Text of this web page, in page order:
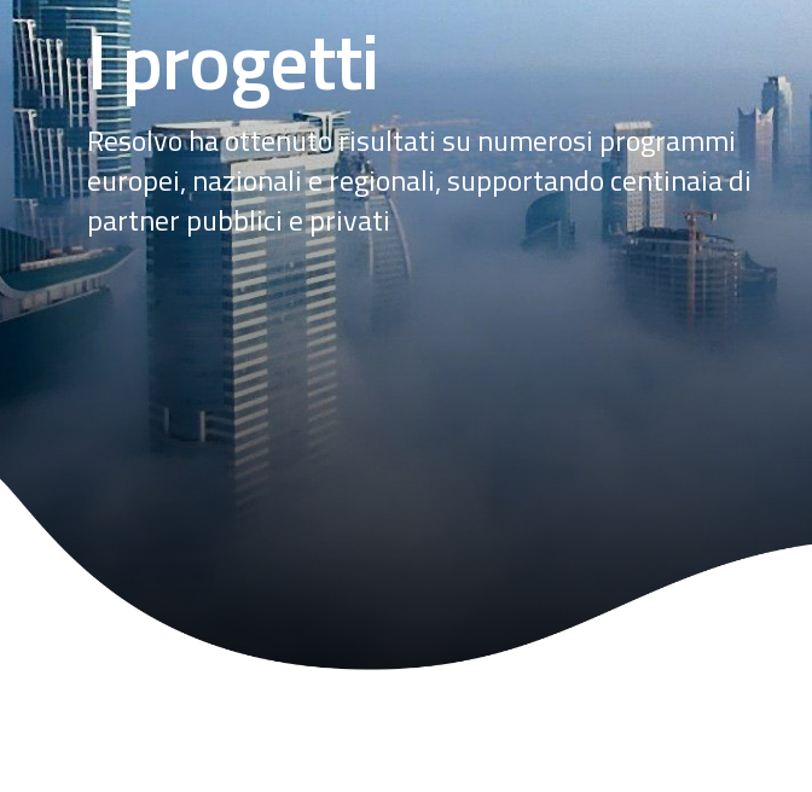
I progetti
Resolvo ha ottenuto risultati su numerosi programmi
europei, nazionali e regionali, supportando centinaia di
partner pubblici e privati